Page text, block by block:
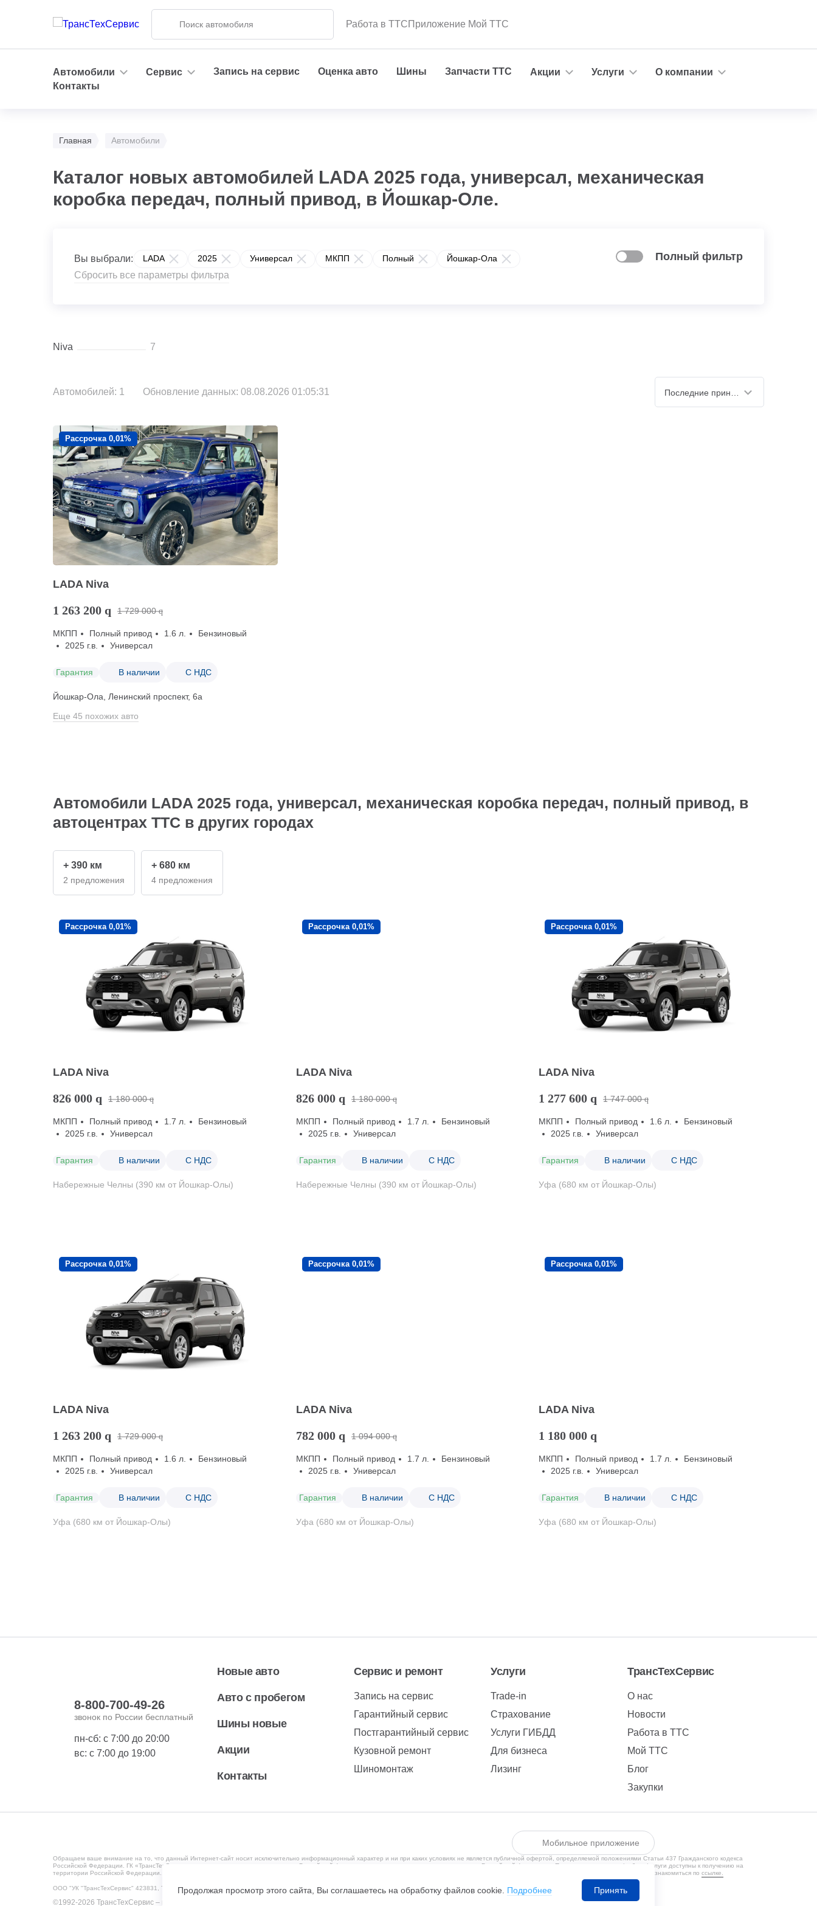
Работа в ТТСПриложение Мой ТТС
Автомобили Сервис Запись на сервис Оценка авто Шины Запчасти ТТС Акции Услуги
О компании
Контакты
Главная Автомобили
Каталог новых автомобилей LADA 2025 года, универсал, механическая
коробка передач, полный привод, в Йошкар-Оле.
Вы выбрали: LADA 2025 Универсал МКПП Полный Йошкар-Ола
Сбросить все параметры фильтра
Полный фильтр
Niva 7
Автомобилей: 1 Обновление данных: 08.08.2026 01:05:31
Рассрочка 0,01%
LADA Niva
1 263 200 q 1 729 000 q
МКПП Полный привод 1.6 л.
Бензиновый
2025 г.в.
Универсал
Гарантия В наличии С НДС
Йошкар-Ола, Ленинский проспект, 6а
Еще 45 похожих авто
Автомобили LADA 2025 года, универсал, механическая коробка передач, полный привод, в
автоцентрах ТТС в других городах
+ 390 км
2 предложения
+ 680 км
4 предложения
Рассрочка 0,01%
LADA Niva
826 000 q 1 180 000 q
МКПП Полный привод 1.7 л.
Бензиновый
2025 г.в.
Универсал
Гарантия В наличии С НДС
Набережные Челны (390 км от Йошкар-Олы)
Рассрочка 0,01%
LADA Niva
826 000 q 1 180 000 q
МКПП Полный привод 1.7 л.
Бензиновый
2025 г.в.
Универсал
Гарантия В наличии С НДС
Набережные Челны (390 км от Йошкар-Олы)
Рассрочка 0,01%
LADA Niva
1 277 600 q 1 747 000 q
МКПП Полный привод 1.6 л.
Бензиновый
2025 г.в.
Универсал
Гарантия В наличии С НДС
Уфа (680 км от Йошкар-Олы)
Рассрочка 0,01%
LADA Niva
1 263 200 q 1 729 000 q
МКПП Полный привод 1.6 л.
Бензиновый
2025 г.в.
Универсал
Гарантия В наличии С НДС
Уфа (680 км от Йошкар-Олы)
Рассрочка 0,01%
LADA Niva
782 000 q 1 094 000 q
МКПП Полный привод 1.7 л.
Бензиновый
2025 г.в.
Универсал
Гарантия В наличии С НДС
Уфа (680 км от Йошкар-Олы)
Рассрочка 0,01%
LADA Niva
1 180 000 q
МКПП Полный привод 1.7 л.
Бензиновый
2025 г.в.
Универсал
Гарантия В наличии С НДС
Уфа (680 км от Йошкар-Олы)
8-800-700-49-26
звонок по России бесплатный
пн-сб: с 7:00 до 20:00
вс: с 7:00 до 19:00
Новые авто
Авто с пробегом
Шины новые
Акции
Контакты
Сервис и ремонт
Запись на сервис
Гарантийный сервис
Постгарантийный сервис
Кузовной ремонт
Шиномонтаж
Услуги
Trade-in
Страхование
Услуги ГИБДД
Для бизнеса
Лизинг
ТрансТехСервис
О нас
Новости
Работа в ТТС
Мой ТТС
Блог
Закупки
Мобильное приложение
Обращаем ваше внимание на то, что данный Интернет-сайт носит исключительно информационный характер и ни при каких условиях не является публичной офертой, определяемой положениями Статьи 437 Гражданского кодекса
Российской Федерации. ГК «ТрансТехСервис» ведет деятельность на территории Российской Федерации в соответствии с законодательством Российской Федерации. Предлагаемые товары/работы/услуги доступны к получению на
территории Российской Федерации. Мониторинг потребительского поведения субъектов находящихся за пределами Российской Федерации, не ведется. С политикой конфиденциальности Вы можете ознакомиться по ссылке.
ООО "УК "ТрансТехСервис" 423831, Татарстан Респ, Набережные Челны г, Чулман пр-кт, дом №111, помещение 23, +7 (8552)29-99-26, ОГРН 1051614160620, ИНН 1650131524
©1992-2026 ТрансТехСервис – продажа и обслуживание автомобилей.
Продолжая просмотр этого сайта, Вы соглашаетесь на обработку файлов cookie. Подробнее Принять